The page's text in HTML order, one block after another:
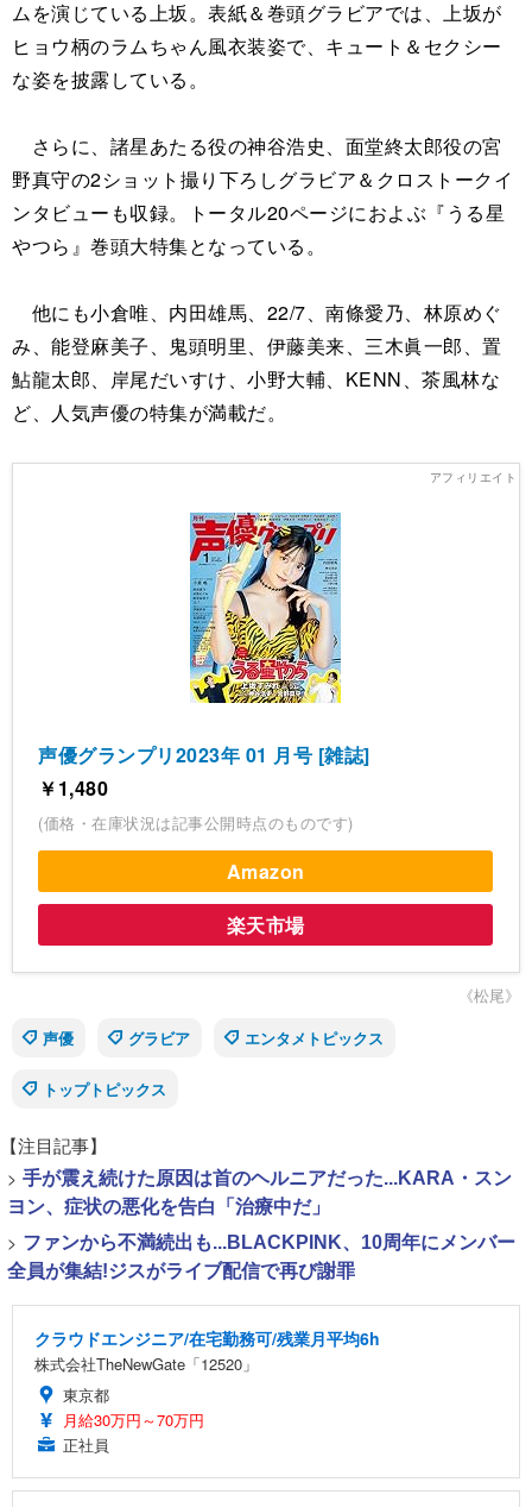
ムを演じている上坂。表紙＆巻頭グラビアでは、上坂が
ヒョウ柄のラムちゃん風衣装姿で、キュート＆セクシー
な姿を披露している。
さらに、諸星あたる役の神谷浩史、面堂終太郎役の宮
野真守の2ショット撮り下ろしグラビア＆クロストークイ
ンタビューも収録。トータル20ページにおよぶ『うる星
やつら』巻頭大特集となっている。
他にも小倉唯、内田雄馬、22/7、南條愛乃、林原めぐ
み、能登麻美子、鬼頭明里、伊藤美来、三木眞一郎、置
鮎龍太郎、岸尾だいすけ、小野大輔、KENN、茶風林な
ど、人気声優の特集が満載だ。
声優グランプリ2023年 01 月号 [雑誌]
￥1,480
(価格・在庫状況は記事公開時点のものです)
Amazon
楽天市場
《松尾》
声優
グラビア エンタメトピックス
トップトピックス
【注目記事】
> 手が震え続けた原因は首のヘルニアだった...KARA・スン
ヨン、症状の悪化を告白「治療中だ」
> ファンから不満続出も...BLACKPINK、10周年にメンバー
全員が集結!ジスがライブ配信で再び謝罪
クラウドエンジニア/在宅勤務可/残業月平均6h
株式会社TheNewGate「12520」
東京都
月給30万円～70万円
正社員